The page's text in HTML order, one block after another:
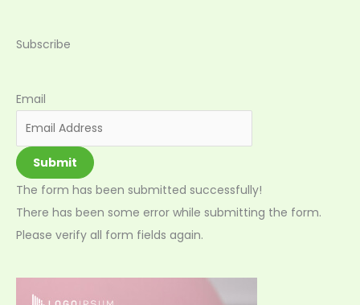
Subscribe
Email
Submit
The form has been submitted successfully!
There has been some error while submitting the form.
Please verify all form fields again.